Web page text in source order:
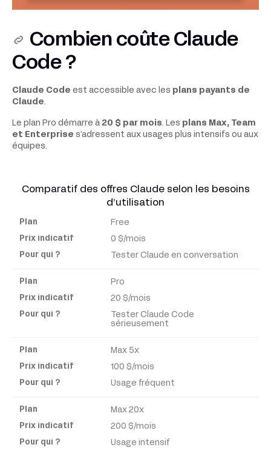
Combien coûte Claude
Code ?
Claude Code est accessible avec les plans payants de
Claude
Le plan Pro démarre à 20 $ par mois . Les plans Max, Team
et Enterprise s’adressent aux usages plus intensifs ou aux
équipes.
Comparatif des offres Claude selon les besoins
d’utilisation
Plan
Prix
qui ?
Free
0 $/mois
Tester Claude en conversation
Pro
20 $/mois
Tester Claude Code
sérieusement
Max 5x
100 $/mois
Usage fréquent
Max 20x
200 $/mois
Usage intensif